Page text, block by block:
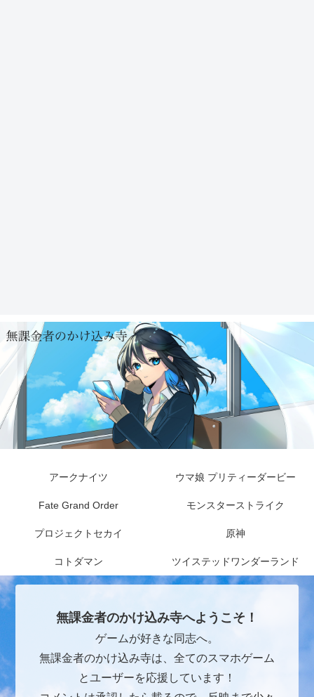
アークナイツ ウマ娘 プリティーダービー
Fate Grand Order モンスターストライク
プロジェクトセカイ 原神
コトダマン ツイステッドワンダーランド
無課金者のかけ込み寺へようこそ！
ゲームが好きな同志へ。
無課金者のかけ込み寺は、全てのスマホゲーム
とユーザーを応援しています！